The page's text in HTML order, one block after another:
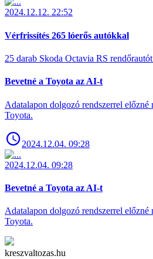
2024.12.12. 22:52
Vérfrissítés 265 lóerős autókkal
25 darab Skoda Octavia RS
Bevetné a Toyota az AI-t
Adatalapon dolgozó rendszerrel előzné
Toyota.
2024.12.04. 09:28
2024.12.04. 09:28
Bevetné a Toyota az AI-t
Adatalapon dolgozó rendszerrel előzné
Toyota.
kreszvaltozas.hu